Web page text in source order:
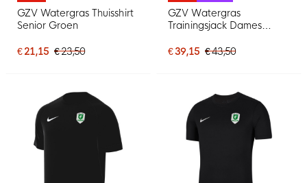
GZV Watergras Thuisshirt
Senior Groen
€ 21,15 € 23,50
GZV Watergras
Trainingsjack Dames
€ 39,15 € 43,50